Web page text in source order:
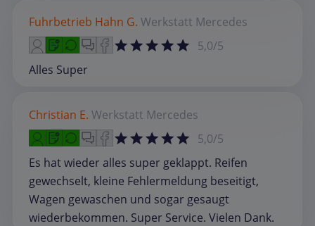
Fuhrbetrieb Hahn G. Werkstatt Mercedes
5,0/5
Alles Super
Christian E. Werkstatt Mercedes
5,0/5
Es hat wieder alles super geklappt. Reifen
gewechselt, kleine Fehlermeldung beseitigt,
Wagen gewaschen und sogar gesaugt
wiederbekommen. Super Service. Vielen Dank.